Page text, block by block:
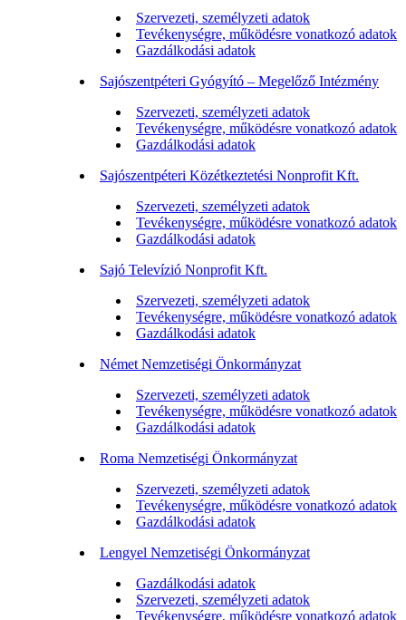
Szervezeti, személyzeti adatok
Tevékenységre, működésre vonatkozó adatok
Gazdálkodási adatok
Sajószentpéteri Gyógyító – Megelőző Intézmény
Szervezeti, személyzeti adatok
Tevékenységre, működésre vonatkozó adatok
Gazdálkodási adatok
Sajószentpéteri Közétkeztetési Nonprofit Kft.
Szervezeti, személyzeti adatok
Tevékenységre, működésre vonatkozó adatok
Gazdálkodási adatok
Sajó Televízió Nonprofit Kft.
Szervezeti, személyzeti adatok
Tevékenységre, működésre vonatkozó adatok
Gazdálkodási adatok
Német Nemzetiségi Önkormányzat
Szervezeti, személyzeti adatok
Tevékenységre, működésre vonatkozó adatok
Gazdálkodási adatok
Roma Nemzetiségi Önkormányzat
Szervezeti, személyzeti adatok
Tevékenységre, működésre vonatkozó adatok
Gazdálkodási adatok
Lengyel Nemzetiségi Önkormányzat
Gazdálkodási adatok
Szervezeti, személyzeti adatok
Tevékenységre, működésre vonatkozó adatok